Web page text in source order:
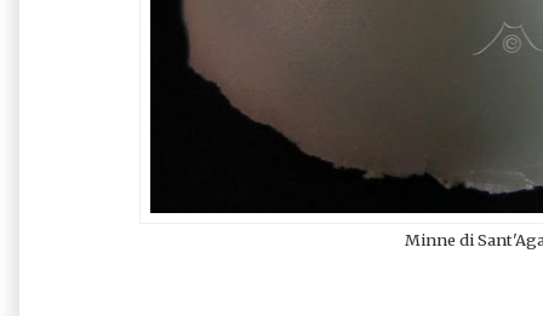
Minne di